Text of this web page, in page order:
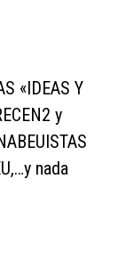
«IDEAS Y
y
nada